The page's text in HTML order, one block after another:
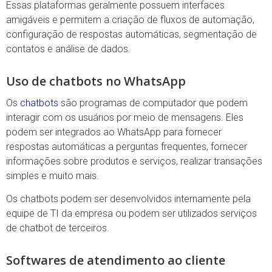
Essas plataformas geralmente possuem interfaces
amigáveis e permitem a criação de fluxos de automação,
configuração de respostas automáticas, segmentação de
contatos e análise de dados.
Uso de chatbots no WhatsApp
Os chatbots são programas de computador que podem
interagir com os usuários por meio de mensagens. Eles
podem ser integrados ao WhatsApp para fornecer
respostas automáticas a perguntas frequentes, fornecer
informações sobre produtos e serviços, realizar transações
simples e muito mais.
Os chatbots podem ser desenvolvidos internamente pela
equipe de TI da empresa ou podem ser utilizados serviços
de chatbot de terceiros.
Softwares de atendimento ao cliente